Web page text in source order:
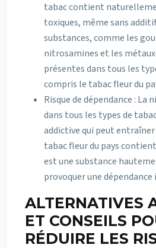
tabac contient
toxiques, même sans
substances, comme les
nitrosamines et les
présentes dans tous les
compris le tabac fleur du
Risque de dépendance : La
dans tous les types de
addictive qui peut entraîner
tabac fleur du pays
est une substance
provoquer une
ALTERNATIVES
ET CONSEILS
RÉDUIRE LES